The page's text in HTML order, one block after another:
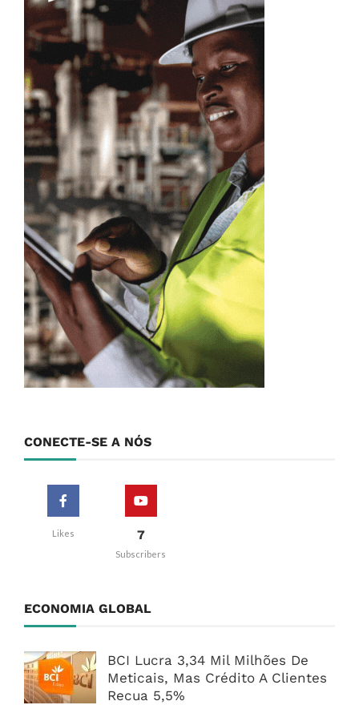
CONECTE-SE A NÓS
Likes 7
Subscribers
ECONOMIA GLOBAL
BCI Lucra 3,34 Mil Milhões De
Meticais, Mas Crédito A Clientes
Recua 5,5%